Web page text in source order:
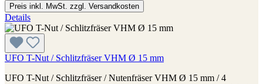
Preis inkl. MwSt. zzgl. Versandkosten
Details
UFO T-Nut / Schlitzfräser VHM Ø 15 mm
UFO T-Nut / Schlitzfräser / Nutenfräser VHM Ø 15 mm / 4